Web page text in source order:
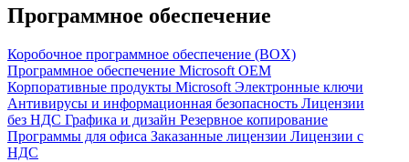
Программное обеспечение
Коробочное программное обеспечение (BOX)
Программное обеспечение Microsoft OEM
Корпоративные продукты Microsoft Электронные ключи
Антивирусы и информационная безопасность Лицензии
без НДС Графика и дизайн Резервное копирование
Программы для офиса Заказанные лицензии Лицензии с
НДС